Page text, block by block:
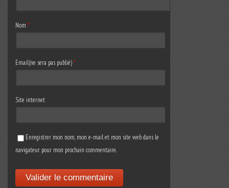
Nom *
Email(ne sera pas publié)*
Site internet
Enregistrer mon nom, mon e-mail et mon site web dans le
navigateur pour mon prochain commentaire.